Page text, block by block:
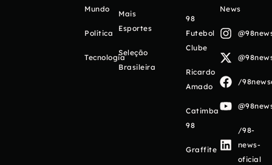
Mundo
Política
Tecnologia
Mais
Esportes
Seleção
Brasileira
98
Futebol
Clube
Ricardo
Amado
Catimba
98
Graffite
News
/
/98-
news-
oficial